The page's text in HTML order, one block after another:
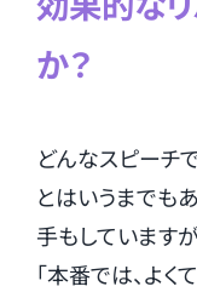
か？
どんなスピーチ
とはいうまでも
手もしています
「本番では、よ